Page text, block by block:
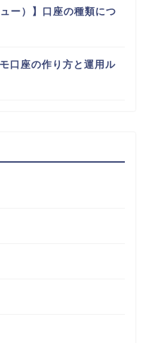
ー）】口座の種類につ
口座の作り方と運用ル